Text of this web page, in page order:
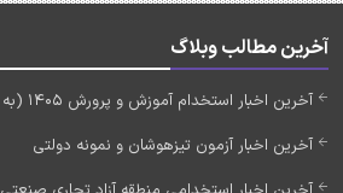
آخرین مطالب وبلاگ
آخرین اخبار استخدام آموزش و پرورش 1405 (به زودی)
آخرین اخبار آزمون تیزهوشان و نمونه دولتی